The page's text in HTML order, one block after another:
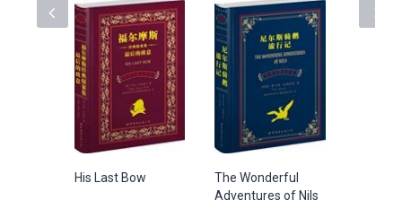
His Last Bow
The Wonderful
Adventures of Nils